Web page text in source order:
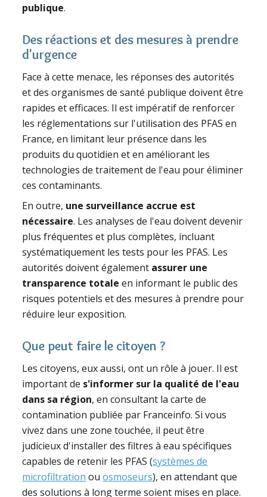
publique.
Des réactions et des mesures à prendre
d'urgence
Face à cette menace, les réponses des autorités
et des organismes de santé publique doivent être
rapides et efficaces. Il est impératif de renforcer
les réglementations sur l'utilisation des PFAS en
France, en limitant leur présence dans les
produits du quotidien et en améliorant les
technologies de traitement de l'eau pour éliminer
ces contaminants.
En outre, une surveillance accrue est
nécessaire. Les analyses de l'eau doivent devenir
plus fréquentes et plus complètes, incluant
systématiquement les tests pour les PFAS. Les
autorités doivent également assurer une
transparence totale en informant le public des
risques potentiels et des mesures à prendre pour
réduire leur exposition.
Que peut faire le citoyen ?
Les citoyens, eux aussi, ont un rôle à jouer. Il est
important de s'informer sur la qualité de l'eau
dans sa région, en consultant la carte de
contamination publiée par Franceinfo. Si vous
vivez dans une zone touchée, il peut être
judicieux d'installer des filtres à eau spécifiques
capables de retenir les PFAS (systèmes de
microfiltration ouosmoseurs), en attendant que
des solutions à long terme soient mises en place.